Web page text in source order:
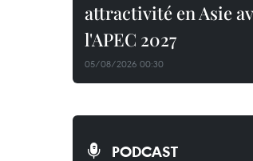
attractivité en Asie
l'APEC 2027
05/08/2026 00:30
PODCAST